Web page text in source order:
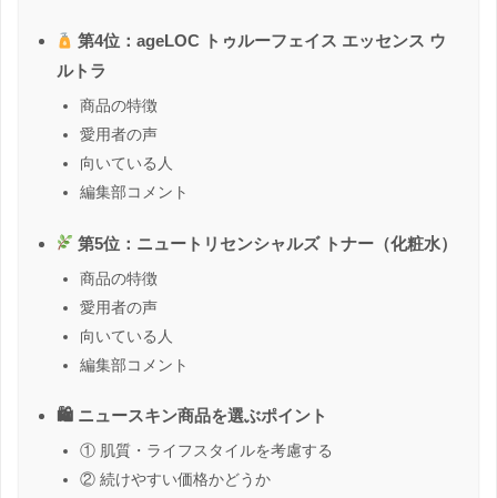
第4位：ageLOC トゥルーフェイス エッセンス ウ
ルトラ
商品の特徴
愛用者の声
向いている人
編集部コメント
第5位：ニュートリセンシャルズ トナー（化粧水）
商品の特徴
愛用者の声
向いている人
編集部コメント
🛍 ニュースキン商品を選ぶポイント
① 肌質・ライフスタイルを考慮する
② 続けやすい価格かどうか